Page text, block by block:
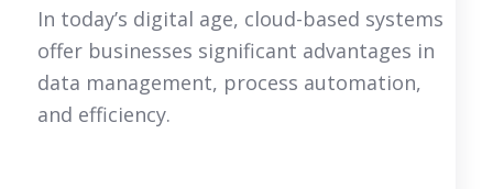
In today’s digital age, cloud-based systems
offer businesses significant advantages in
data management, process automation,
and efficiency.